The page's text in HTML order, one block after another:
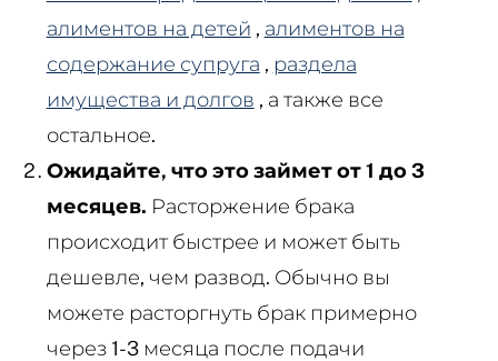
алиментов на детей , алиментов на
содержание супруга , раздела
имущества и долгов , а также все
остальное.
Ожидайте, что это займет от 1 до 3
месяцев. Расторжение брака
происходит быстрее и может быть
дешевле, чем развод. Обычно вы
можете расторгнуть брак примерно
через 1-3 месяца после подачи